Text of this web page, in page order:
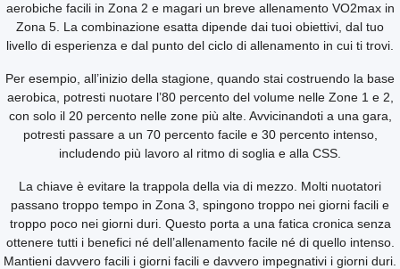
aerobiche facili in Zona 2 e magari un breve allenamento VO2max in
Zona 5. La combinazione esatta dipende dai tuoi obiettivi, dal tuo
livello di esperienza e dal punto del ciclo di allenamento in cui ti trovi.
Per esempio, all’inizio della stagione, quando stai costruendo la base
aerobica, potresti nuotare l’80 percento del volume nelle Zone 1 e 2,
con solo il 20 percento nelle zone più alte. Avvicinandoti a una gara,
potresti passare a un 70 percento facile e 30 percento intenso,
includendo più lavoro al ritmo di soglia e alla CSS.
La chiave è evitare la trappola della via di mezzo. Molti nuotatori
passano troppo tempo in Zona 3, spingono troppo nei giorni facili e
troppo poco nei giorni duri. Questo porta a una fatica cronica senza
ottenere tutti i benefici né dell’allenamento facile né di quello intenso.
Mantieni davvero facili i giorni facili e davvero impegnativi i giorni duri.